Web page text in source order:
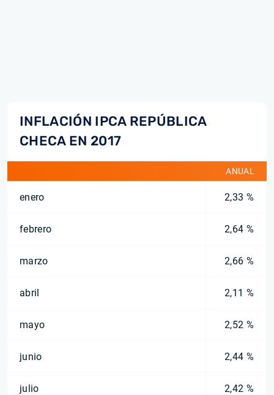
INFLACIÓN IPCA REPÚBLICA
CHECA EN 2017
ANUAL
enero 2,33 %
febrero 2,64 %
marzo 2,66 %
abril 2,11 %
mayo 2,52 %
junio 2,44 %
julio 2,42 %